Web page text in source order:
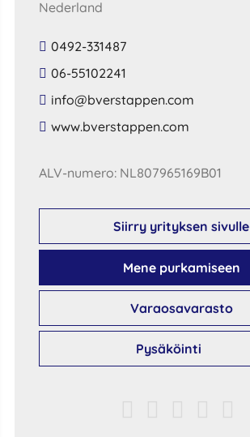
Nederland
0492-331487
06-55102241
​info​@​bverstappen​.​com​
​www​.​bverstappen​.​com​
ALV-numero: NL807965169B01
Siirry yrityksen sivulle
Mene purkamiseen
Varaosavarasto
Pysäköinti